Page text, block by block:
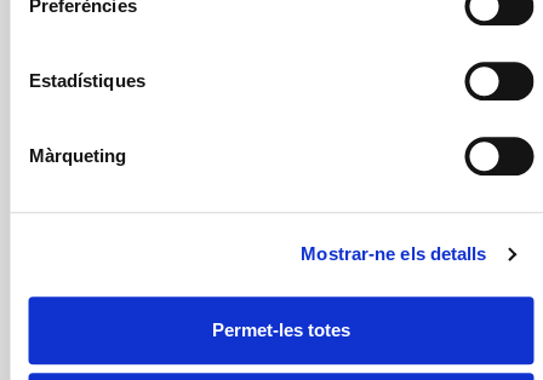
Preferències
Estadístiques
Màrqueting
Mostrar-ne els detalls
Permet-les totes